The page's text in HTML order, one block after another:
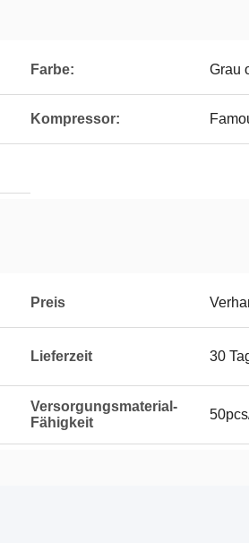
Farbe: Grau
Kompressor:
Preis
Lieferzeit 30
Versorgungsmaterial-
Fähigkeit